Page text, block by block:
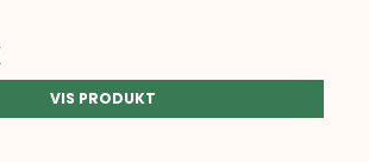
VIS PRODUKT